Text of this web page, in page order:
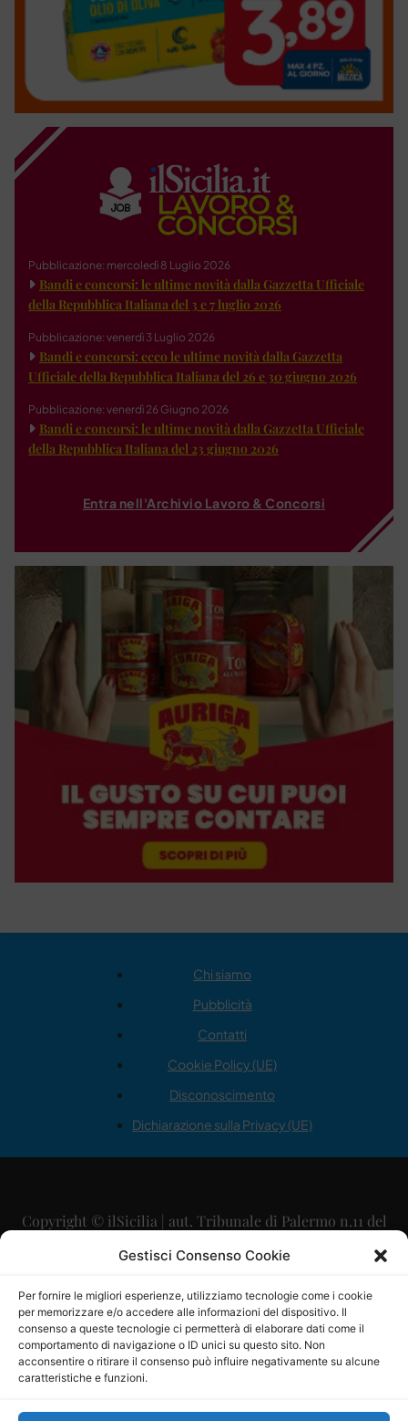
Gestisci Consenso Cookie
Per fornire le migliori esperienze, utilizziamo tecnologie come i cookie
per memorizzare e/o accedere alle informazioni del dispositivo. Il
consenso a queste tecnologie ci permetterà di elaborare dati come il
comportamento di navigazione o ID unici su questo sito. Non
acconsentire o ritirare il consenso può influire negativamente su alcune
caratteristiche e funzioni.
Pubblicazione: mercoledì 8 Luglio 2026
Bandi e concorsi: le ultime novità dalla Gazzetta Ufficiale
della Repubblica Italiana del 3 e 7 luglio 2026
Pubblicazione: venerdì 3 Luglio 2026
Bandi e concorsi: ecco le ultime novità dalla Gazzetta
Ufficiale della Repubblica Italiana del 26 e 30 giugno 2026
Pubblicazione: venerdì 26 Giugno 2026
Bandi e concorsi: le ultime novità dalla Gazzetta Ufficiale
della Repubblica Italiana del 23 giugno 2026
Entra nell'Archivio Lavoro & Concorsi
Chi siamo
Pubblicità
Contatti
Cookie Policy (UE)
Disconoscimento
Dichiarazione sulla Privacy (UE)
Copyright © ilSicilia | aut. Tribunale di Palermo n.11 del
29/09/2015
Direttore Editoriale: Maurizio Scaglione
Direttore Responsabile: Maria Calabrese